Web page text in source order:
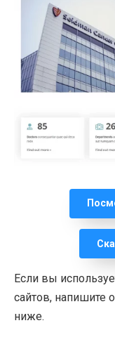
Если вы
сайтов, напишите
ниже.